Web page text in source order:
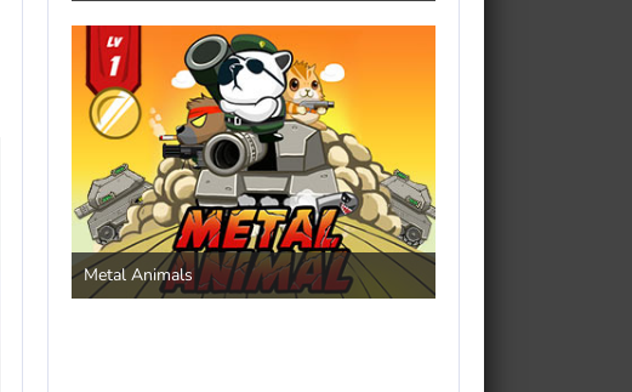
Metal Animals